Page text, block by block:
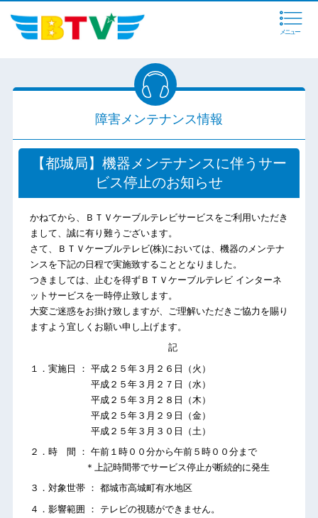
メニュー
障害メンテナンス情報
【都城局】機器メンテナンスに伴うサー
ビス停止のお知らせ
かねてから、ＢＴＶケーブルテレビサービスをご利用いただき
まして、誠に有り難うございます。
さて、ＢＴＶケーブルテレビ(株)においては、機器のメンテナ
ンスを下記の日程で実施致することとなりました。
つきましては、止むを得ずＢＴＶケーブルテレビ インターネ
ットサービスを一時停止致します。
大変ご迷惑をお掛け致しますが、ご理解いただきご協力を賜り
ますよう宜しくお願い申し上げます。
記
１．実施日 ： 平成２５年３月２６日（火）
平成２５年３月２７日（水）
平成２５年３月２８日（木）
平成２５年３月２９日（金）
平成２５年３月３０日（土）
２．時 間 ： 午前１時００分から午前５時００分まで
＊上記時間帯でサービス停止が断続的に発生
３．対象世帯 ： 都城市高城町有水地区
４．影響範囲 ： テレビの視聴ができません。